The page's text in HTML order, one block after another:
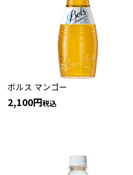
ボルス マンゴー
2,100 税込